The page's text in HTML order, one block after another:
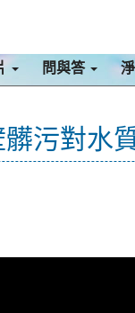
問與答
污對水